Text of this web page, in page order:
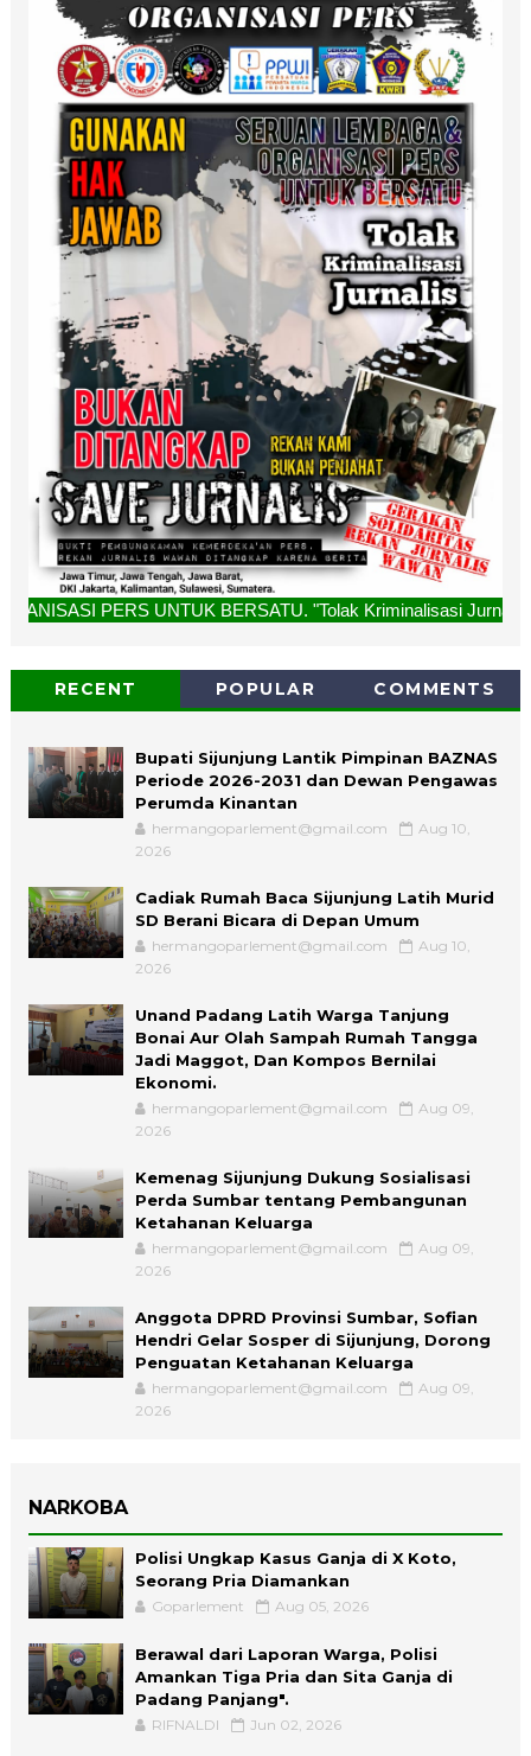
UNTUK BERSATU. "Tolak Kriminalisasi Jurnalis, Rekan
RECENT POPULAR COMMENTS
Bupati Sijunjung Lantik Pimpinan BAZNAS
Periode 2026-2031 dan Dewan Pengawas
Perumda Kinantan
hermangoparlement@gmail.com
Aug 10,
2026
Cadiak Rumah Baca Sijunjung Latih Murid
SD Berani Bicara di Depan Umum
hermangoparlement@gmail.com
Aug 10,
2026
Unand Padang Latih Warga Tanjung
Bonai Aur Olah Sampah Rumah Tangga
Jadi Maggot, Dan Kompos Bernilai
Ekonomi.
hermangoparlement@gmail.com
Aug 09,
2026
Kemenag Sijunjung Dukung Sosialisasi
Perda Sumbar tentang Pembangunan
Ketahanan Keluarga
hermangoparlement@gmail.com
Aug 09,
2026
Anggota DPRD Provinsi Sumbar, Sofian
Hendri Gelar Sosper di Sijunjung, Dorong
Penguatan Ketahanan Keluarga
hermangoparlement@gmail.com
Aug 09,
2026
NARKOBA
Polisi Ungkap Kasus Ganja di X Koto,
Seorang Pria Diamankan
Goparlement Aug 05, 2026
Berawal dari Laporan Warga, Polisi
Amankan Tiga Pria dan Sita Ganja di
Padang Panjang".
RIFNALDI Jun 02, 2026